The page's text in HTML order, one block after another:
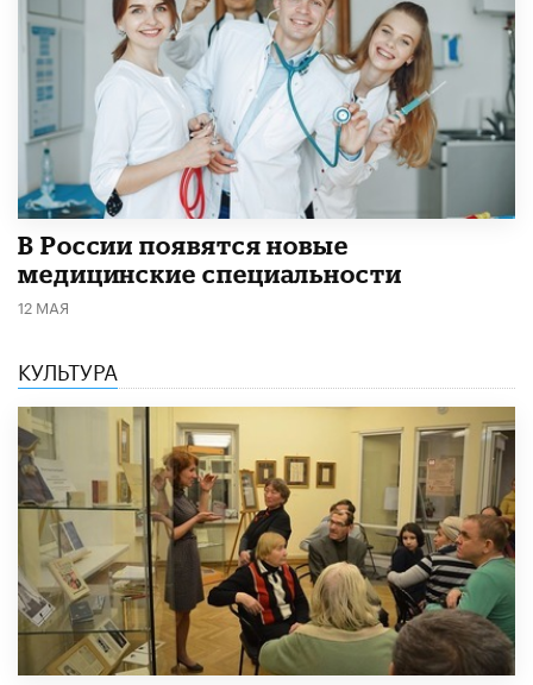
В России появятся новые
медицинские специальности
12 МАЯ
КУЛЬТУРА